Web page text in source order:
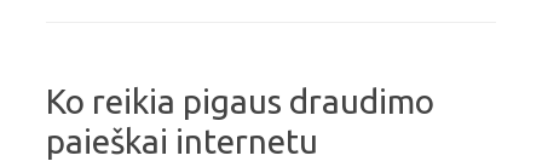
Ko reikia pigaus draudimo
paieškai internetu